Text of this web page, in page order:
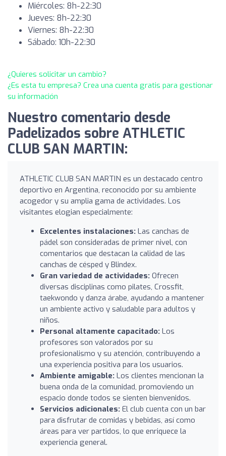
Miércoles: 8h-22:30
Jueves: 8h-22:30
Viernes: 8h-22:30
Sábado: 10h-22:30
¿Quieres solicitar un cambio?
¿Es esta tu empresa? Crea una cuenta gratis para gestionar
su información
Nuestro comentario desde
Padelizados sobre ATHLETIC
CLUB SAN MARTIN:
ATHLETIC CLUB SAN MARTIN es un destacado centro
deportivo en Argentina, reconocido por su ambiente
acogedor y su amplia gama de actividades. Los
visitantes elogian especialmente:
Excelentes instalaciones: Las canchas de
pádel son consideradas de primer nivel, con
comentarios que destacan la calidad de las
canchas de césped y Blindex.
Gran variedad de actividades: Ofrecen
diversas disciplinas como pilates, Crossfit,
taekwondo y danza árabe, ayudando a mantener
un ambiente activo y saludable para adultos y
niños.
Personal altamente capacitado: Los
profesores son valorados por su
profesionalismo y su atención, contribuyendo a
una experiencia positiva para los usuarios.
Ambiente amigable: Los clientes mencionan la
buena onda de la comunidad, promoviendo un
espacio donde todos se sienten bienvenidos.
Servicios adicionales: El club cuenta con un bar
para disfrutar de comidas y bebidas, así como
áreas para ver partidos, lo que enriquece la
experiencia general.